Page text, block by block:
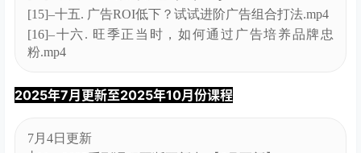
键词+基于站点流.mp4
[3]–三. 靶向攻防实战3C家居宠物爆品定向ASIN广告拆
解+鼠标x面.mp4
例.mp4
[5]–五. 案例解析-低竞价也能轻松占据搜索结果首页顶
[6]–六. 淡季维稳与旺季爆破亚马逊广告全年优化策